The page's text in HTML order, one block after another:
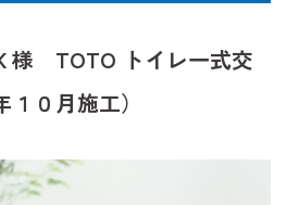
様 TOTO トイレ一式交
０月施工）